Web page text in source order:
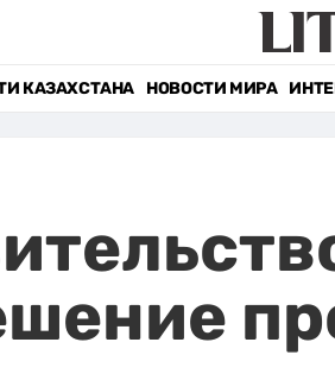
КАЗАХСТАНА НОВОСТИ МИРА